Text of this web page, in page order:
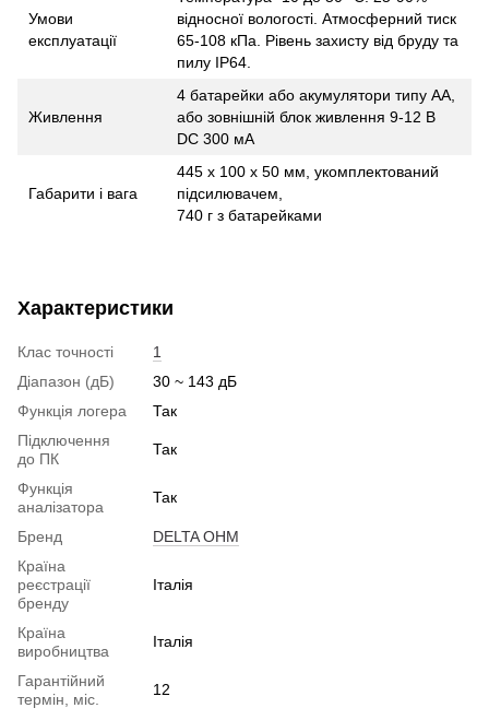
Умови
експлуатації
відносної вологості. Атмосферний тиск
65-108 кПа. Рівень захисту від бруду та
пилу ІР64.
Живлення
4 батарейки або акумулятори типу АА,
або зовнішній блок живлення 9-12 В
DC 300 мА
Габарити і вага
445 х 100 х 50 мм, укомплектований
підсилювачем,
740 г з батарейками
Характеристики
Клас точності
1
Діапазон (дБ)
30 ~ 143 дБ
Функція логера
Так
Підключення
до ПК
Так
Функція
аналізатора
Так
Бренд
DELTA OHM
Країна
реєстрації
бренду
Італія
Країна
виробництва
Італія
Гарантійний
термін, міс.
12